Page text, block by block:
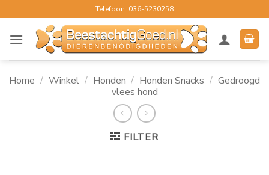
naar
inhoud
Telefoon: 036-5230258
Home / Winkel / Honden / Honden Snacks / Gedroogd
vlees hond
FILTER